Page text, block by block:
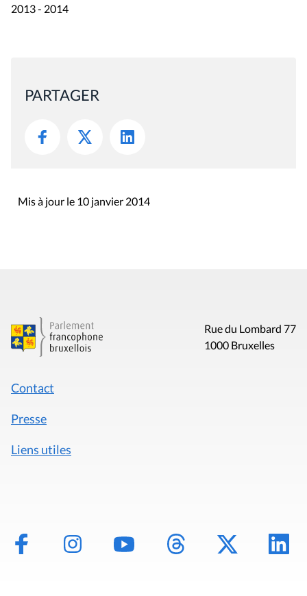
2013 - 2014
PARTAGER
Mis à jour le 10 janvier 2014
Rue du Lombard 77
1000 Bruxelles
Contact
Presse
Liens utiles